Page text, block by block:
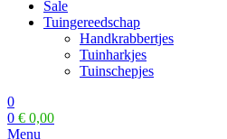
Sale
Tuingereedschap
Handkrabbertjes
Tuinharkjes
Tuinschepjes
0
0 € 0,00
Menu